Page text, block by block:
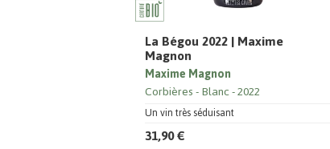
La Bégou 2022 | Maxime
Magnon
Un vin très séduisant
Maxime Magnon
Corbières Blanc 2022
31,90 €